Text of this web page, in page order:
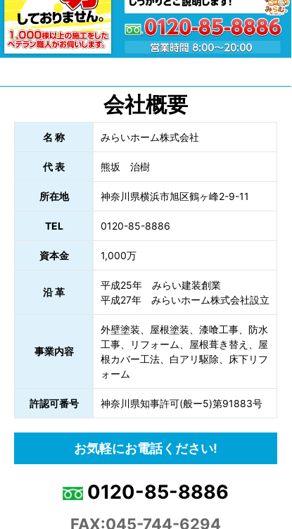
会社概要
名 称 みらいホーム株式会社
代 表 熊坂 治樹
所在地 神奈川県横浜市旭区鶴ヶ峰2-9-11
TEL 0120-85-8886
資本金 1,000万
沿 革
平成25年 みらい建装創業
平成27年 みらいホーム株式会社設立
事業内容
外壁塗装、屋根塗装、漆喰工事、防水
工事、リフォーム、屋根葺き替え、屋
根カバー工法、白アリ駆除、床下リフ
ォーム
許認可番号 神奈川県知事許可(般ー5)第91883号
お気軽にお電話ください!
0120-85-8886
FAX:045-744-6294